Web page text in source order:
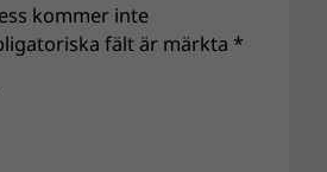
kommer inte
fält är märkta *